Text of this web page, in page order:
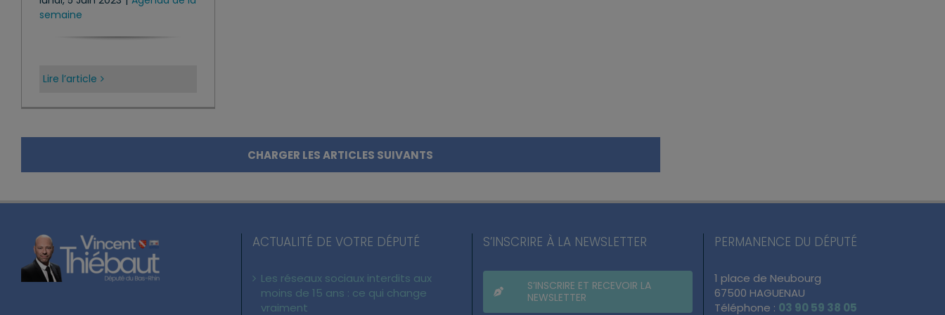
semaine
Lire l’article
CHARGER LES ARTICLES SUIVANTS
ACTUALITÉ DE VOTRE DÉPUTÉ
Les réseaux sociaux interdits aux
moins de 15 ans : ce qui change
vraiment
S’INSCRIRE À LA NEWSLETTER
S’INSCRIRE ET RECEVOIR LA
NEWSLETTER
PERMANENCE DU DÉPUTÉ
1 place de Neubourg
67500 HAGUENAU
Téléphone : 03 90 59 38 05